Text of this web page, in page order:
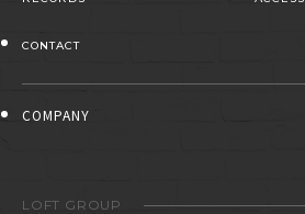
CONTACT
COMPANY
LOFT GROUP